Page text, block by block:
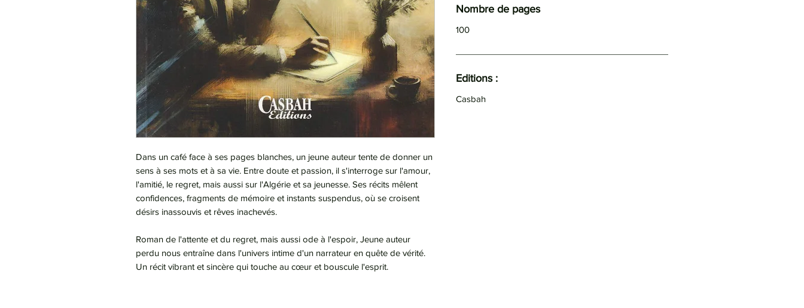
Dans un café face à ses pages blanches, un jeune auteur tente de donner un
sens à ses mots et à sa vie. Entre doute et passion, il s'interroge sur l'amour,
l'amitié, le regret, mais aussi sur l'Algérie et sa jeunesse. Ses récits mêlent
confidences, fragments de mémoire et instants suspendus, où se croisent
désirs inassouvis et rêves inachevés.
Roman de l'attente et du regret, mais aussi ode à l'espoir, Jeune auteur
perdu nous entraîne dans l'univers intime d'un narrateur en quête de vérité.
Un récit vibrant et sincère qui touche au cœur et bouscule l'esprit.
Nombre de pages
100
Editions :
Casbah